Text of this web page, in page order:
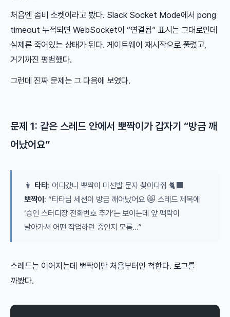
처음엔 좀비 소켓이라고 봤다. Slack Socket Mode에서 pong
timeout 누적되면 WebSocket이 “연결됨” 표시는 그대로인데
실제론 죽어있는 상태가 된다. 게이트웨이 재시작으로 풀렸고,
거기까진 평범했다.
그런데 진짜 문제는 그 다음에 보였다.
문제 1: 같은 스레드 안에서 뽀짝이가 갑자기 “방금 깨
어났어요”
👩 타타: 어디갔니 뽀짝이 미선발 문자 찾아다줘 🐈‍⬛
뽀짝이: “타타님 세션이 방금 깨어났어요 😿 스레드 제목에
‘승인 스터디장 전화번호 추가’는 보이는데 앞 맥락이
날아가서 어떤 작업하던 중인지 모름…”
스레드는 이어지는데 뽀짝이만 처음부터인 척한다. 로그를
까봤다.